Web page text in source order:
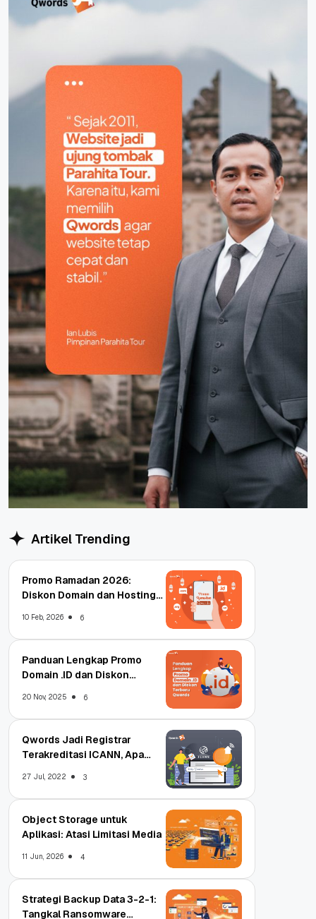
Artikel Trending
Promo Ramadan 2026:
Diskon Domain dan Hosting
10 Feb, 2026 6
Panduan Lengkap Promo
Domain .ID dan Diskon
20 Nov, 2025 6
Qwords Jadi Registrar
Terakreditasi ICANN, Apa
27 Jul, 2022 3
Object Storage untuk
Aplikasi: Atasi Limitasi Media
11 Jun, 2026 4
Strategi Backup Data 3-2-1:
Tangkal Ransomware